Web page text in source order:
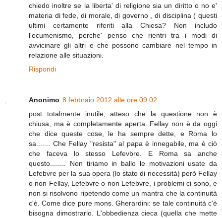
chiedo inoltre se la liberta' di religione sia un diritto o no e'
materia di fede, di morale, di governo , di disciplina ( questi
ultimi certamente riferiti alla Chiesa? Non includo
l'ecumenismo, perche' penso che rientri tra i modi di
avvicinare gli altri e che possono cambiare nel tempo in
relazione alle situazioni.
Rispondi
Anonimo 8 febbraio 2012 alle ore 09:02
post totalmente inutile, atteso che la questione non è
chiusa, ma è completamente aperta. Fellay non è da oggi
che dice queste cose, le ha sempre dette, e Roma lo
sa....... Che Fellay "resista" al papa è innegabile, ma è ciò
che faceva lo stesso Lefevbre. E Roma sa anche
questo........ Non tiriamo in ballo le motivazioni usate da
Lefebvre per la sua opera (lo stato di necessità) però Fellay
o non Fellay, Lefebvre o non Lefebvre, i problemi ci sono, e
non si risolvono ripetendo come un mantra che la continuità
c'è. Come dice pure mons. Gherardini: se tale continuità c'è
bisogna dimostrarlo. L'obbedienza cieca (quella che mette